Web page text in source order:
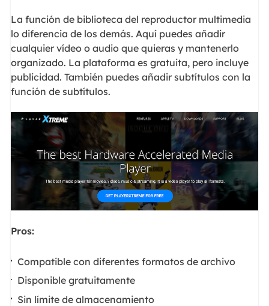
La función de biblioteca del reproductor multimedia
lo diferencia de los demás. Aquí puedes añadir
cualquier vídeo o audio que quieras y mantenerlo
organizado. La plataforma es gratuita, pero incluye
publicidad. También puedes añadir subtítulos con la
función de subtítulos.
Pros:
Compatible con diferentes formatos de archivo
Disponible gratuitamente
Sin límite de almacenamiento